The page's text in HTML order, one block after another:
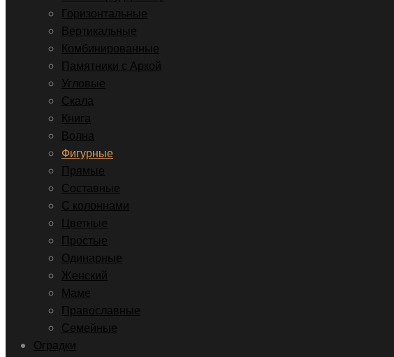
Горизонтальные
Вертикальные
Комбинированные
Памятники с Аркой
Угловые
Скала
Книга
Волна
Фигурные
Прямые
Составные
С колоннами
Цветные
Простые
Одинарные
Женский
Маме
Православные
Семейные
Оградки